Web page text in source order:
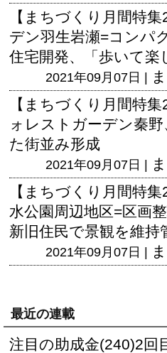
【まちづくり月間特
デン羽生岩瀬=コンパ
住宅開発、「歩いて楽
2021年09月07日 |
【まちづくり月間特
ォレストガーデン秦
た街並み形成
2021年09月07日 |
【まちづくり月間特
水公園周辺地区=区画
新旧住民で景観を維持
2021年09月07日 |
最近の連載
注目の助成金(240)2回